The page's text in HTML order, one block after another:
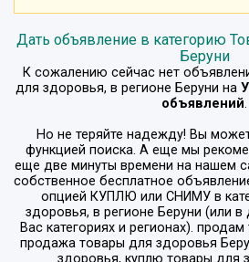
Дать объявление в категорию
Беруни
К сожалению сейчас нет
для здоровья, в регионе Беруни на
объявлений.
Но не теряйте надежду! Вы
функцией поиска. А еще мы
еще две минуты времени на нашем
собственное бесплатное
опцией КУПЛЮ или СНИМУв
здоровья, в регионе Беруни (или в
Вас категориях и регионах).
продажа товары для здоровья
здоровья, куплю товары для